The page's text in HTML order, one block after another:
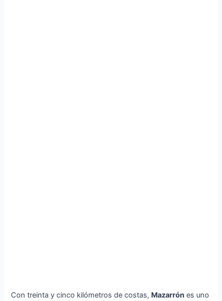
Con treinta y cinco kilómetros de costas, Mazarrón es uno